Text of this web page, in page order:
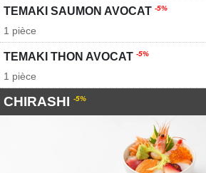
TEMAKI SAUMON AVOCAT -5%
1 pièce
TEMAKI THON AVOCAT -5%
1 pièce
CHIRASHI -5%